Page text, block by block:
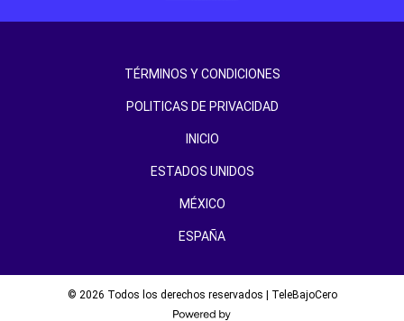
TÉRMINOS Y CONDICIONES
POLITICAS DE PRIVACIDAD
INICIO
ESTADOS UNIDOS
MÉXICO
ESPAÑA
© 2026 Todos los derechos reservados | TeleBajoCero